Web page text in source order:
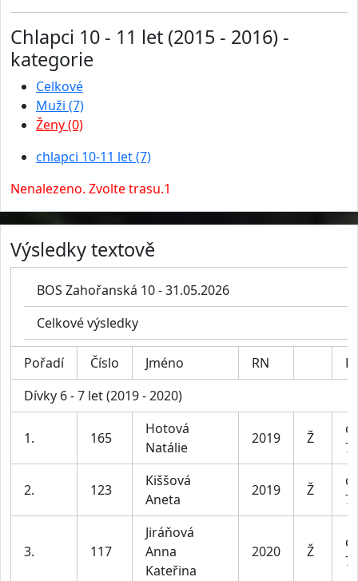
Chlapci 10 - 11 let (2015 - 2016) -
kategorie
Celkové
Muži (7)
Ženy (0)
chlapci 10-11 let (7)
Nenalezeno. Zvolte trasu.1
Výsledky textově
BOS Zahořanská 10 - 31.05.2026
Celkové výsledky
Pořadí Číslo Jméno RN
Dívky 6 - 7 let (2019 - 2020)
1. 165
Hotová
Natálie
2019 Ž
7
2. 123
Kiššová
Aneta
2019 Ž
7
3. 117
Jiráňová
Anna
Kateřina
2020 Ž
7